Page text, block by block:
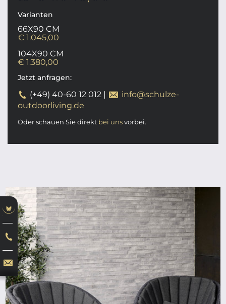
Varianten
66X90 CM
€ 1.045,00
104X90 CM
€ 1.380,00
Jetzt anfragen:
(+49) 40-60 12 012 |
info@schulze-
outdoorliving.de
Oder schauen Sie direkt bei unsvorbei.
ab